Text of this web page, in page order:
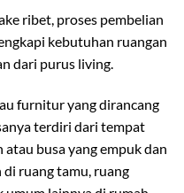
ribet, proses pembelian
kebutuhan ruangan
dari purus living.
furnitur yang dirancang
terdiri dari tempat
busa yang empuk dan
ruang tamu, ruang